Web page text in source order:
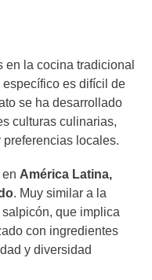
en la cocina tradicional
es difícil de
se ha desarrollado
culturas culinarias,
locales.
América Latina,
. Muy similar a la
que implica
con ingredientes
y diversidad